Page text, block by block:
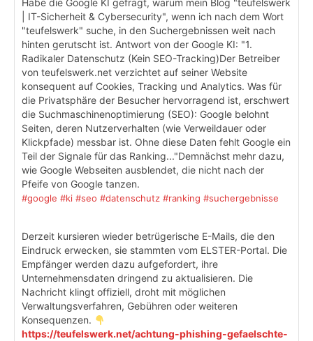
Habe die Google KI gefragt, warum mein Blog "teufelswerk
| IT-Sicherheit & Cybersecurity", wenn ich nach dem Wort
"teufelswerk" suche, in den Suchergebnissen weit nach
hinten gerutscht ist. Antwort von der Google KI: "1.
Radikaler Datenschutz (Kein SEO-Tracking)Der Betreiber
von teufelswerk.net verzichtet auf seiner Website
konsequent auf Cookies, Tracking und Analytics. Was für
die Privatsphäre der Besucher hervorragend ist, erschwert
die Suchmaschinenoptimierung (SEO): Google belohnt
Seiten, deren Nutzerverhalten (wie Verweildauer oder
Klickpfade) messbar ist. Ohne diese Daten fehlt Google ein
Teil der Signale für das Ranking..."Demnächst mehr dazu,
wie Google Webseiten ausblendet, die nicht nach der
Pfeife von Google tanzen.
#google #ki #seo #datenschutz #ranking #suchergebnisse
Derzeit kursieren wieder betrügerische E-Mails, die den
Eindruck erwecken, sie stammten vom ELSTER-Portal. Die
Empfänger werden dazu aufgefordert, ihre
Unternehmensdaten dringend zu aktualisieren. Die
Nachricht klingt offiziell, droht mit möglichen
Verwaltungsverfahren, Gebühren oder weiteren
Konsequenzen.
https://teufelswerk.net/achtung-phishing-gefaelschte-